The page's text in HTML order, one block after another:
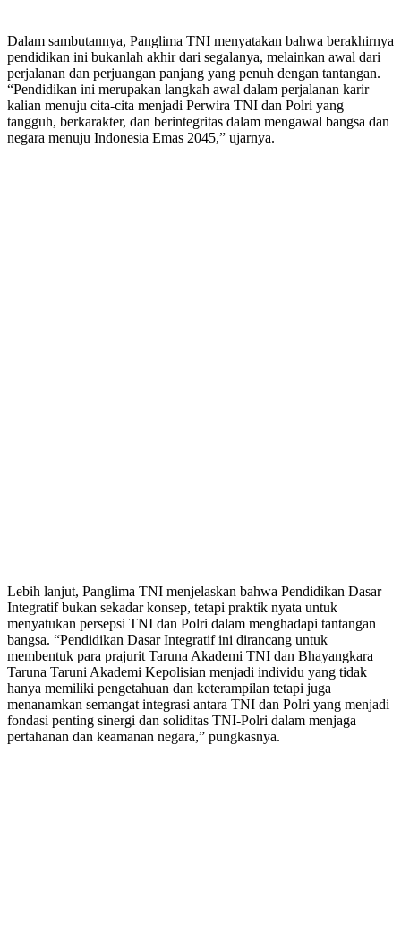
Dalam sambutannya, Panglima TNI menyatakan bahwa berakhirnya
pendidikan ini bukanlah akhir dari segalanya, melainkan awal dari
perjalanan dan perjuangan panjang yang penuh dengan tantangan.
“Pendidikan ini merupakan langkah awal dalam perjalanan karir
kalian menuju cita-cita menjadi Perwira TNI dan Polri yang
tangguh, berkarakter, dan berintegritas dalam mengawal bangsa dan
negara menuju Indonesia Emas 2045,” ujarnya.
Lebih lanjut, Panglima TNI menjelaskan bahwa Pendidikan Dasar
Integratif bukan sekadar konsep, tetapi praktik nyata untuk
menyatukan persepsi TNI dan Polri dalam menghadapi tantangan
bangsa. “Pendidikan Dasar Integratif ini dirancang untuk
membentuk para prajurit Taruna Akademi TNI dan Bhayangkara
Taruna Taruni Akademi Kepolisian menjadi individu yang tidak
hanya memiliki pengetahuan dan keterampilan tetapi juga
menanamkan semangat integrasi antara TNI dan Polri yang menjadi
fondasi penting sinergi dan soliditas TNI-Polri dalam menjaga
pertahanan dan keamanan negara,” pungkasnya.